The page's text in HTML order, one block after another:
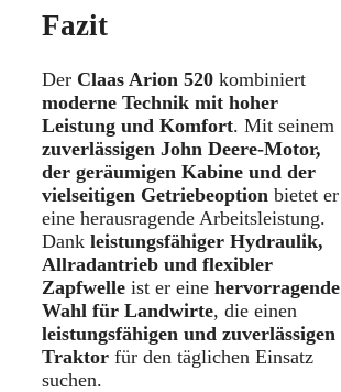
Fazit
Der Claas Arion 520 kombiniert
moderne Technik mit hoher
Leistung und Komfort. Mit seinem
zuverlässigen John Deere-Motor,
der geräumigen Kabine und der
vielseitigen Getriebeoption bietet er
eine herausragende Arbeitsleistung.
Dank leistungsfähiger Hydraulik,
Allradantrieb und flexibler
Zapfwelle ist er eine hervorragende
Wahl für Landwirte, die einen
leistungsfähigen und zuverlässigen
Traktor für den täglichen Einsatz
suchen.